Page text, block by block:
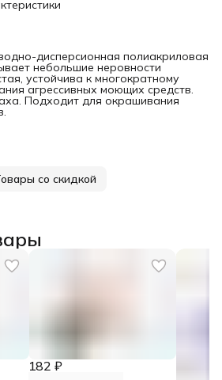
дисперсионная полиакриловая
небольшие неровности
устойчива к многократному
агрессивных моющих средств.
Подходит для окрашивания
со скидкой
182 ₽